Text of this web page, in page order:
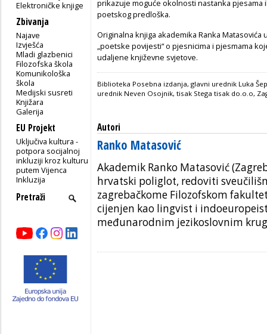
Elektroničke knjige
Zbivanja
Najave
Izvješća
Mladi glazbenici
Filozofska škola
Komunikološka
škola
Medijski susreti
Knjižara
Galerija
EU Projekt
Uključiva kultura -
potpora socijalnoj
inkluziji kroz kulturu
putem Vijenca
Inkluzija
prikazuje moguće okolnosti nastanka pjesama
poetskog predloška.
Originalna knjiga akademika Ranka
„poetske povijesti“ o pjesnicima i pjesmama
udaljene književne svjetove.
Biblioteka Posebna izdanja, glavni urednik Luka
urednik Neven Osojnik, tisak Stega tisak do.o.o,
Autori
Ranko Matasović
Akademik Ranko Matasović
hrvatski poliglot, redoviti
zagrebačkome Filozofskom
cijenjen kao lingvist i
međunarodnim jezikoslovnim